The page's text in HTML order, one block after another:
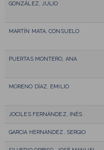
GONZÁLEZ, JULIO
MARTÍN MATA, CONSUELO
PUERTAS MONTERO, ANA
MORENO DÍAZ, EMILIO
JOCILES FERNÁNDEZ, INÉS
GARCIA HERNANDEZ, SERGIO